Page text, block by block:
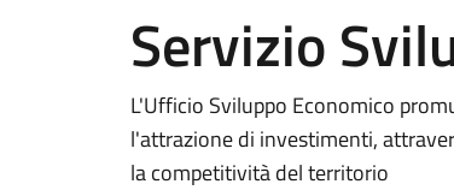
Servizio
L'Ufficio Sviluppo Economico
l'attrazione di investimenti,
la competitività del territorio